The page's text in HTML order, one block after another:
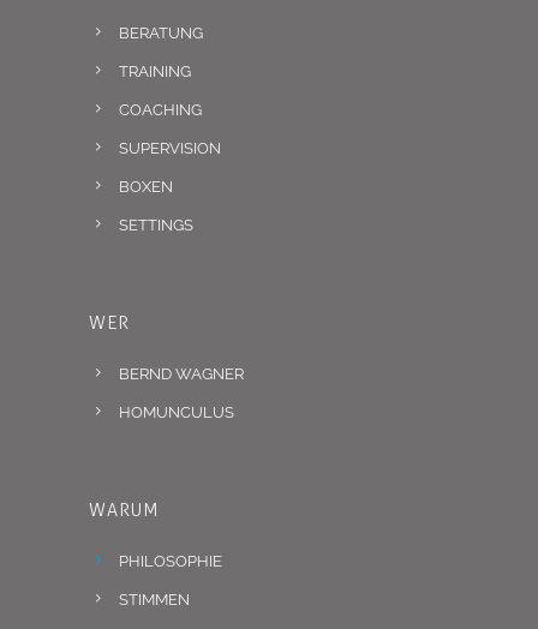
BERATUNG
TRAINING
COACHING
SUPERVISION
BOXEN
SETTINGS
WER
BERND WAGNER
HOMUNCULUS
WARUM
PHILOSOPHIE
STIMMEN